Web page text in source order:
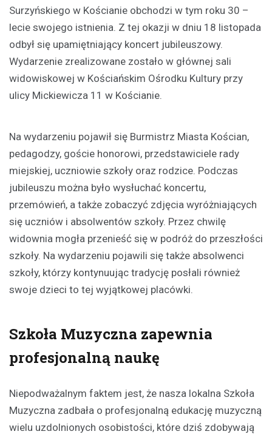
Surzyńskiego w Kościanie obchodzi w tym roku 30 –
lecie swojego istnienia. Z tej okazji w dniu 18 listopada
odbył się upamiętniający koncert jubileuszowy.
Wydarzenie zrealizowane zostało w głównej sali
widowiskowej w Kościańskim Ośrodku Kultury przy
ulicy Mickiewicza 11 w Kościanie.
Na wydarzeniu pojawił się Burmistrz Miasta Kościan,
pedagodzy, goście honorowi, przedstawiciele rady
miejskiej, uczniowie szkoły oraz rodzice. Podczas
jubileuszu można było wysłuchać koncertu,
przemówień, a także zobaczyć zdjęcia wyróżniających
się uczniów i absolwentów szkoły. Przez chwilę
widownia mogła przenieść się w podróż do przeszłości
szkoły. Na wydarzeniu pojawili się także absolwenci
szkoły, którzy kontynuując tradycję posłali również
swoje dzieci to tej wyjątkowej placówki.
Szkoła Muzyczna zapewnia
profesjonalną naukę
Niepodważalnym faktem jest, że nasza lokalna Szkoła
Muzyczna zadbała o profesjonalną edukację muzyczną
wielu uzdolnionych osobistości, które dziś zdobywają